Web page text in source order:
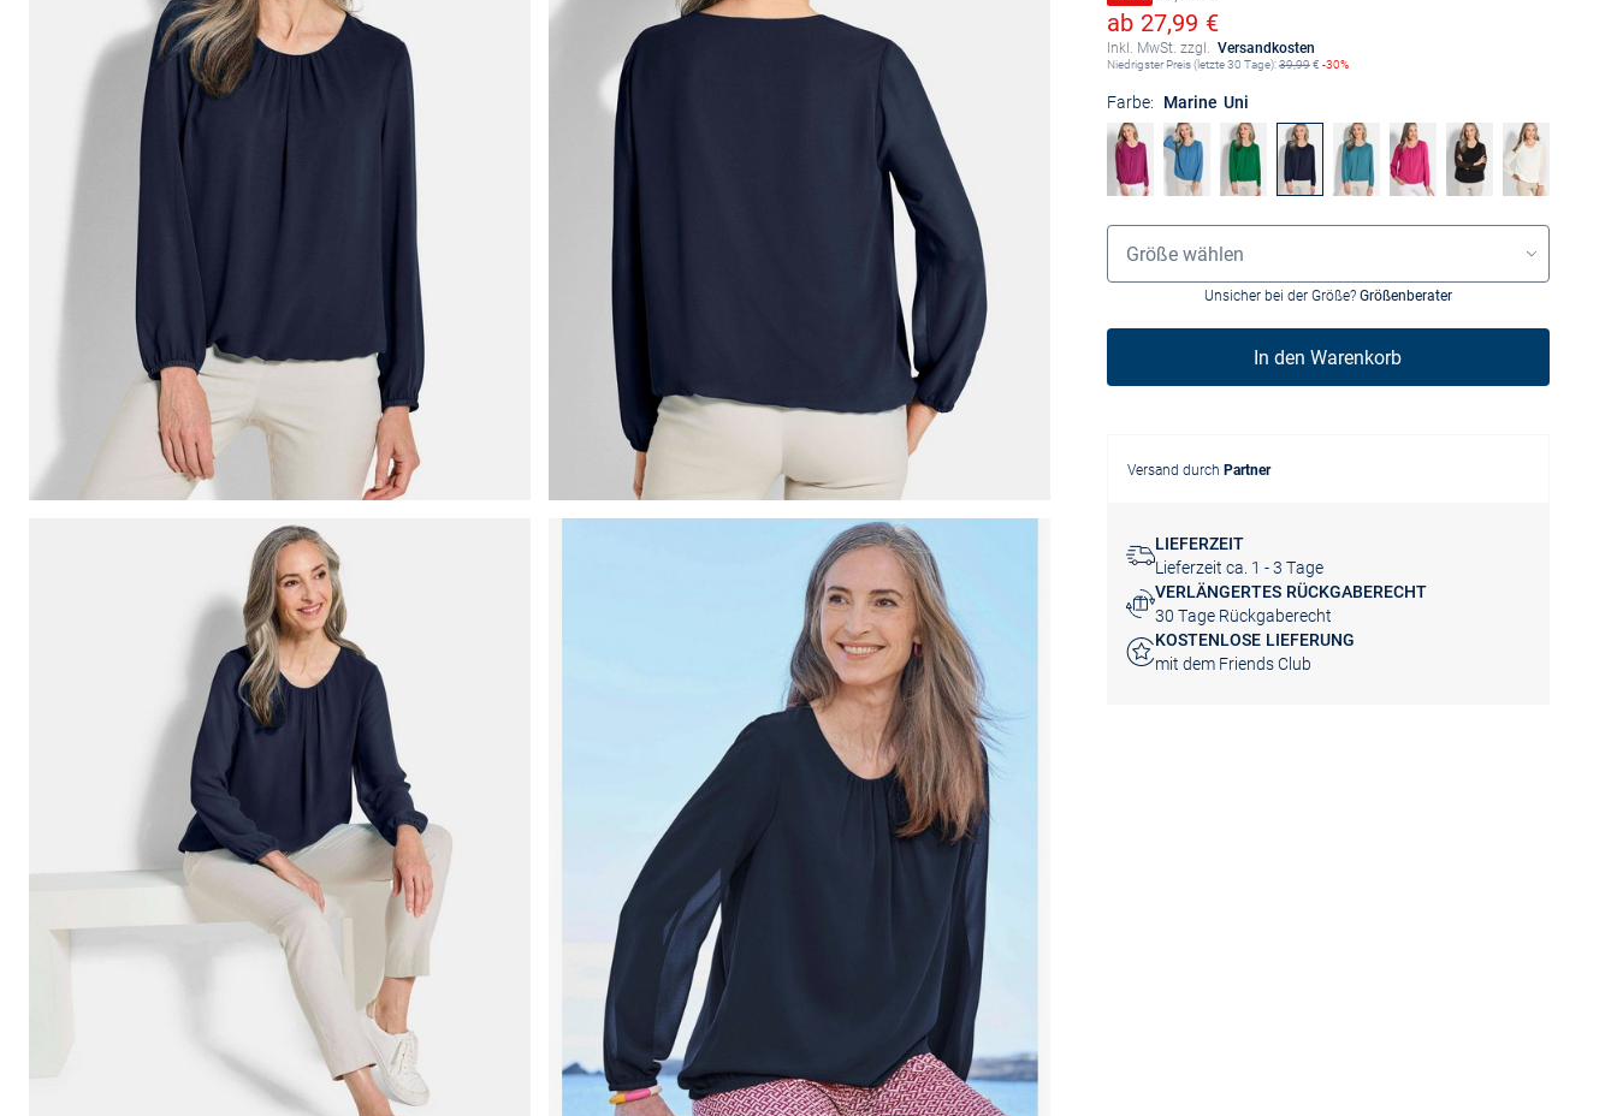
Ermäßigter Preis
ab 27,99 €
Inkl. MwSt. zzgl. Versandkosten
Niedrigster Preis (letzte 30 Tage):39,99€ -30%
Farbe: Marine Uni
Grössenauswahl
Größe wählen
Unsicher bei der Größe? Größenberater
In den Warenkorb
Versand durch Partner
LIEFERZEIT
Lieferzeit ca. 1 - 3 Tage
VERLÄNGERTES RÜCKGABERECHT
30 Tage Rückgaberecht
KOSTENLOSE LIEFERUNG
mit dem Friends Club